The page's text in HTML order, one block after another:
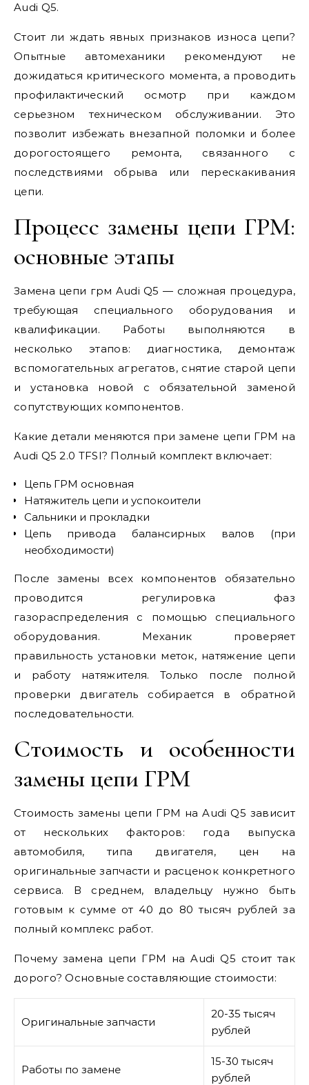
Audi Q5.
Стоит ли ждать явных признаков износа цепи?
Опытные автомеханики рекомендуют не
дожидаться критического момента, а проводить
профилактический осмотр при каждом
серьезном техническом обслуживании. Это
позволит избежать внезапной поломки и более
дорогостоящего ремонта, связанного с
последствиями обрыва или перескакивания
цепи.
Процесс замены цепи ГРМ:
основные этапы
Замена цепи грм Audi Q5 — сложная процедура,
требующая специального оборудования и
квалификации. Работы выполняются в
несколько этапов: диагностика, демонтаж
вспомогательных агрегатов, снятие старой цепи
и установка новой с обязательной заменой
сопутствующих компонентов.
Какие детали меняются при замене цепи ГРМ на
Audi Q5 2.0 TFSI? Полный комплект включает:
Цепь ГРМ основная
Натяжитель цепи и успокоители
Сальники и прокладки
Цепь привода балансирных валов (при
необходимости)
После замены всех компонентов обязательно
проводится регулировка фаз
газораспределения с помощью специального
оборудования. Механик проверяет
правильность установки меток, натяжение цепи
и работу натяжителя. Только после полной
проверки двигатель собирается в обратной
последовательности.
Стоимость и особенности
замены цепи ГРМ
Стоимость замены цепи ГРМ на Audi Q5 зависит
от нескольких факторов: года выпуска
автомобиля, типа двигателя, цен на
оригинальные запчасти и расценок конкретного
сервиса. В среднем, владельцу нужно быть
готовым к сумме от 40 до 80 тысяч рублей за
полный комплекс работ.
Почему замена цепи ГРМ на Audi Q5 стоит так
дорого? Основные составляющие стоимости:
Оригинальные запчасти
20-35 тысяч
рублей
Работы по замене
15-30 тысяч
рублей